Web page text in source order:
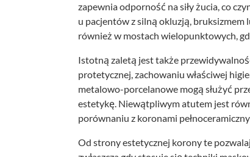
zapewnia odporność na siły żucia, co
u pacjentów z silną okluzją,
również w mostach wielopunktowych,
Istotną zaletą jest także
protetycznej, zachowaniu właściwej
metalowo-porcelanowe mogą służyć
estetykę. Niewątpliwym atutem jest
porównaniu z koronami
Od strony estetycznej korony te